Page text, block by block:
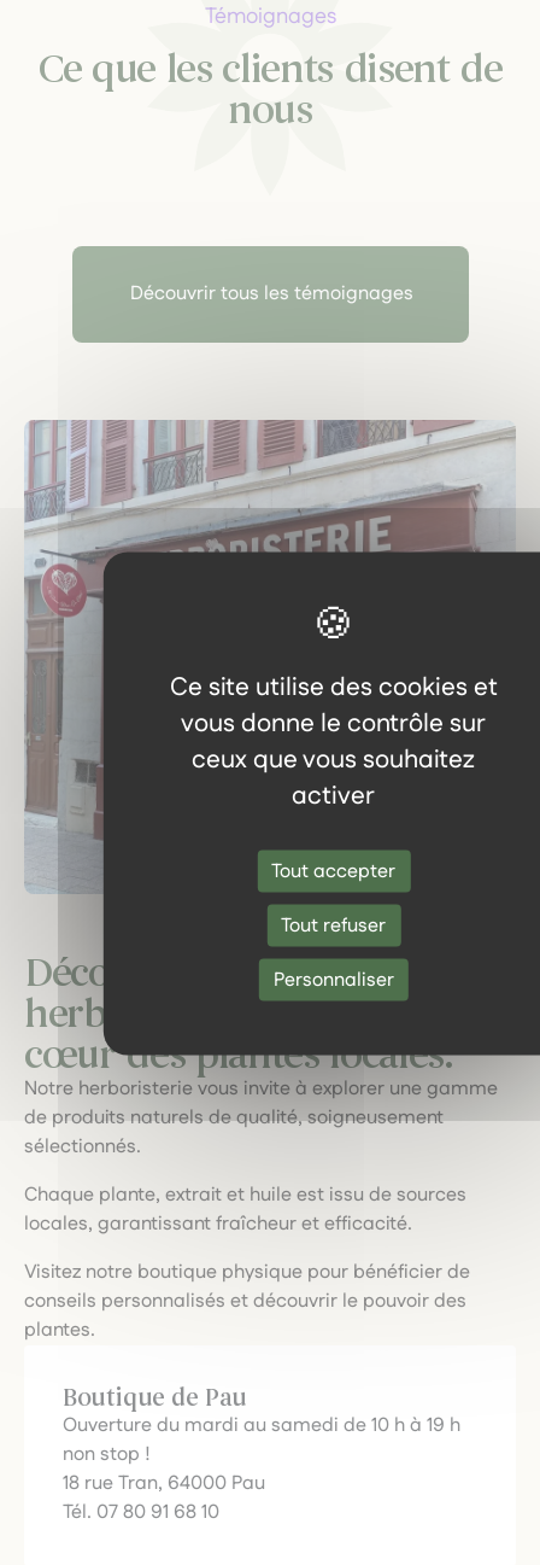
Ce site utilise des cookies et
vous donne le contrôle sur
ceux que vous souhaitez
activer
Tout accepter
Tout refuser
Personnaliser
Témoignages
Ce que les clients disent de
nous
Découvrir tous les témoignages
Découvrez notre
herboristerie : un voyage au
cœur des plantes locales.
Notre herboristerie vous invite à explorer une gamme
de produits naturels de qualité, soigneusement
sélectionnés.
Chaque plante, extrait et huile est issu de sources
locales, garantissant fraîcheur et efficacité.
Visitez notre boutique physique pour bénéficier de
conseils personnalisés et découvrir le pouvoir des
plantes.
Boutique de Pau
Ouverture du mardi au samedi de 10 h à 19 h
non stop !
18 rue Tran, 64000 Pau
Tél. 07 80 91 68 10